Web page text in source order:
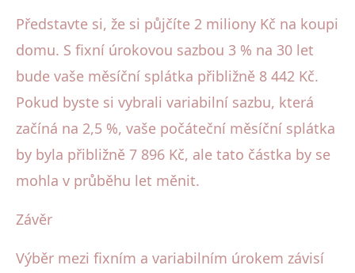
Představte si, že si půjčíte 2 miliony Kč na koupi
domu. S fixní úrokovou sazbou 3 % na 30 let
bude vaše měsíční splátka přibližně 8 442 Kč.
Pokud byste si vybrali variabilní sazbu, která
začíná na 2,5 %, vaše počáteční měsíční splátka
by byla přibližně 7 896 Kč, ale tato částka by se
mohla v průběhu let měnit.
Závěr
Výběr mezi fixním a variabilním úrokem závisí